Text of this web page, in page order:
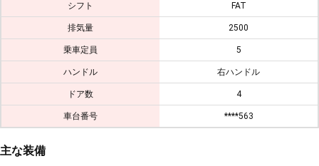
シフト FAT
排気量 2500
乗車定員 5
ハンドル 右ハンドル
ドア数 4
車台番号 ****563
主な装備